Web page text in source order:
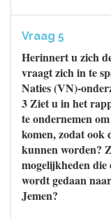
Vraag 5
Herinnert u zich
vraagt zich in te
Naties (VN)-
3 Ziet u in het
te ondernemen
komen, zodat ook
kunnen worden?
mogelijkheden
wordt gedaan
Jemen?